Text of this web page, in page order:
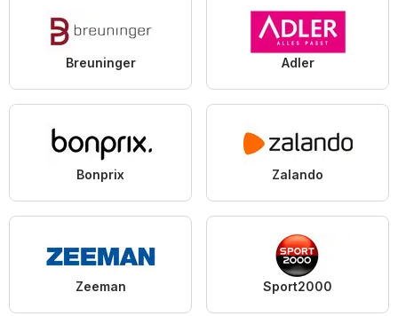
Breuninger Adler
Bonprix Zalando
Zeeman Sport2000